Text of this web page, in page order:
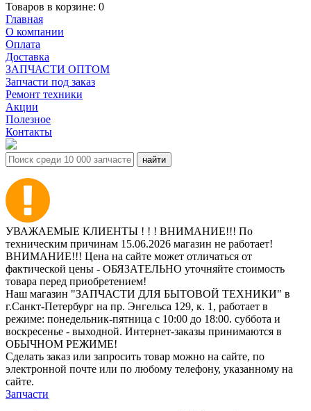
Товаров в корзине: 0
Главная
О компании
Оплата
Доставка
ЗАПЧАСТИ ОПТОМ
Запчасти под заказ
Ремонт техники
Акции
Полезное
Контакты
УВАЖАЕМЫЕ КЛИЕНТЫ ! ! ! ВНИМАНИЕ!!! По
техническим причинам 15.06.2026 магазин не работает!
ВНИМАНИЕ!!! Цена на сайте может отличаться от
фактической цены - ОБЯЗАТЕЛЬНО уточняйте стоимость
товара перед приобретением!
Наш магазин "ЗАПЧАСТИ ДЛЯ БЫТОВОЙ ТЕХНИКИ" в
г.Санкт-Петербург на пр. Энгельса 129, к. 1, работает в
режиме: понедельник-пятница с 10:00 до 18:00. суббота и
воскресенье - выходной. Интернет-заказы принимаются в
ОБЫЧНОМ РЕЖИМЕ!
Сделать заказ или запросить товар можно на сайте, по
электронной почте или по любому телефону, указанному на
сайте.
Запчасти